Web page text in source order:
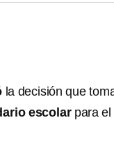
la decisión que
escolarpara el